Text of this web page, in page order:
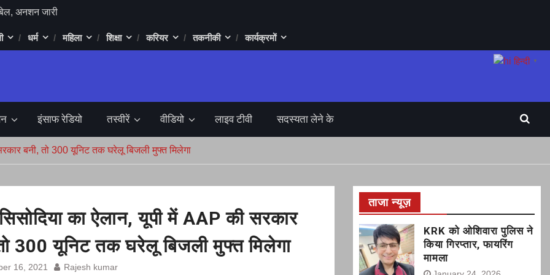
चुनावी मैदान
में 1 करोड़ 90
की लाश
सुप्रीम
शिवाजी
का लगा चूना
गिरप्तार,
धर्म महिला शिक्षा करियर तकनीकी कार्यक्रमों
हिन्दी ▼
इंसाफ रेडियो तस्वीरें वीडियो लाइव टीवी सदस्यता लेने के
बनी, तो 300 यूनिट तक घरेलू बिजली मुफ्त मिलेगा
का ऐलान, यूपी में AAP की सरकार
300 यूनिट तक घरेलू बिजली मुफ्त मिलेगा
16, 2021 Rajesh kumar
ताजा न्यूज़
KRK को ओशिवारा पुलिस ने
किया गिरप्तार, फायरिंग
मामला